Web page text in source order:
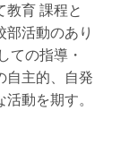
教育 課程と
部活動のあり
ての指導・
自主的、自発
動を期す。